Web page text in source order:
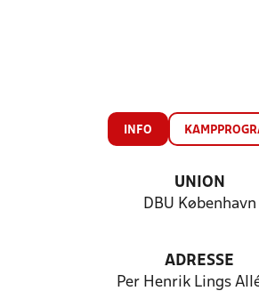
INFO
UNION
DBU København
ADRESSE
Per Henrik Lings